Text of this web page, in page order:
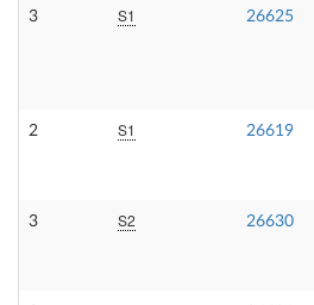
3 S1 26625
2 S1 26619
3 S2 26630